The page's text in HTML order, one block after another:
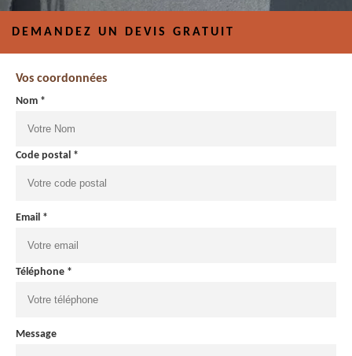
DEMANDEZ UN DEVIS GRATUIT
Vos coordonnées
Nom *
Code postal *
Email *
Téléphone *
Message